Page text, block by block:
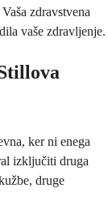
zdravstvena
vaše zdravljenje.
ker ni enega
izključiti druga
druge